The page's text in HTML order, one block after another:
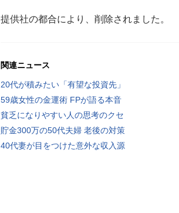
提供社の都合により、削除されました。
関連ニュース
20代が積みたい「有望な投資先」
59歳女性の金運術 FPが語る本音
貧乏になりやすい人の思考のクセ
貯金300万の50代夫婦 老後の対策
40代妻が目をつけた意外な収入源